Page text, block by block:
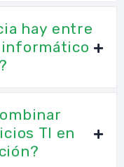
hay entre
TI en